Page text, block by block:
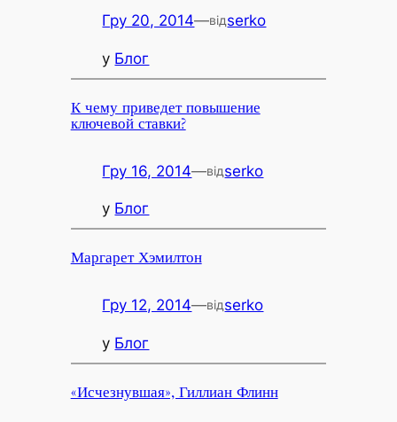
Гру 20, 2014—відserko
у Блог
К чему приведет повышение
ключевой ставки?
Гру 16, 2014—відserko
у Блог
Маргарет Хэмилтон
Гру 12, 2014—відserko
у Блог
«Исчезнувшая», Гиллиан Флинн